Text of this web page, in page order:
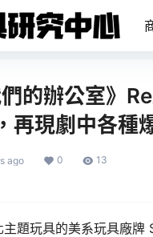
的辦公室》
再現劇中各種
ago 0 13
題玩具的美系玩具廠牌